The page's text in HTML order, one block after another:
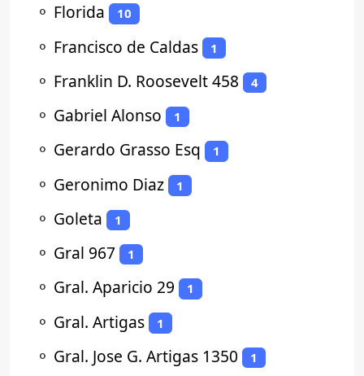
⚬ Florida 10
⚬ Francisco de Caldas 1
⚬ Franklin D. Roosevelt 458 4
⚬ Gabriel Alonso 1
⚬ Gerardo Grasso Esq 1
⚬ Geronimo Diaz 1
⚬ Goleta 1
⚬ Gral 967 1
⚬ Gral. Aparicio 29 1
⚬ Gral. Artigas 1
⚬ Gral. Jose G. Artigas 1350 1